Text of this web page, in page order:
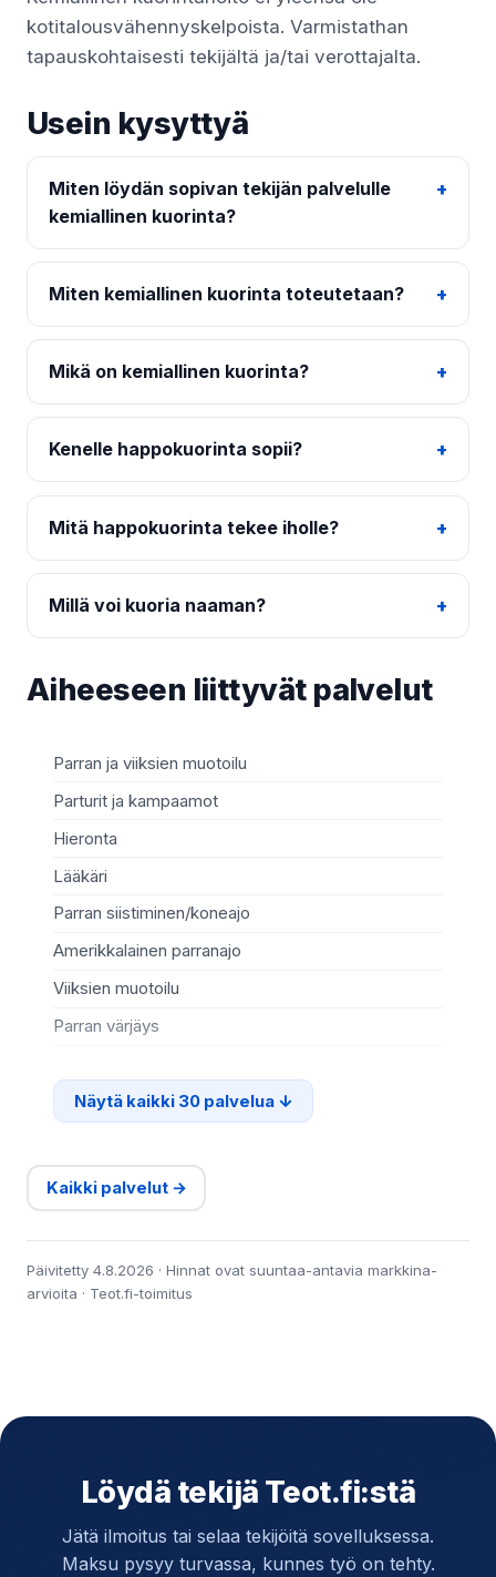
kotitalousvähennyskelpoista. Varmistathan
tapauskohtaisesti tekijältä ja/tai verottajalta.
Usein kysyttyä
Miten löydän sopivan tekijän palvelulle
kemiallinen kuorinta?
Miten kemiallinen kuorinta toteutetaan?
Mikä on kemiallinen kuorinta?
Kenelle happokuorinta sopii?
Mitä happokuorinta tekee iholle?
Millä voi kuoria naaman?
Aiheeseen liittyvät palvelut
Parran ja viiksien muotoilu
Parturit ja kampaamot
Hieronta
Lääkäri
Parran siistiminen/koneajo
Amerikkalainen parranajo
Viiksien muotoilu
Parran värjäys
Näytä kaikki 30 palvelua
Kaikki palvelut →
Päivitetty 4.8.2026 · Hinnat ovat suuntaa-antavia markkina-
arvioita · Teot.fi-toimitus
Löydä tekijä Teot.fi:stä
Jätä ilmoitus tai selaa tekijöitä sovelluksessa.
Maksu pysyy turvassa, kunnes työ on tehty.